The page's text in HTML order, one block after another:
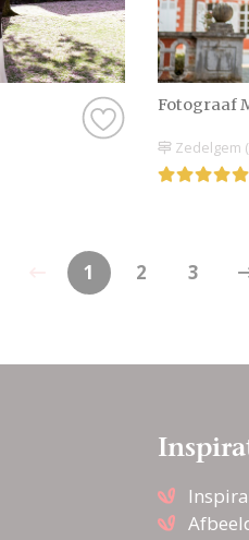
Fotograaf
Zedelgem
1 2 3